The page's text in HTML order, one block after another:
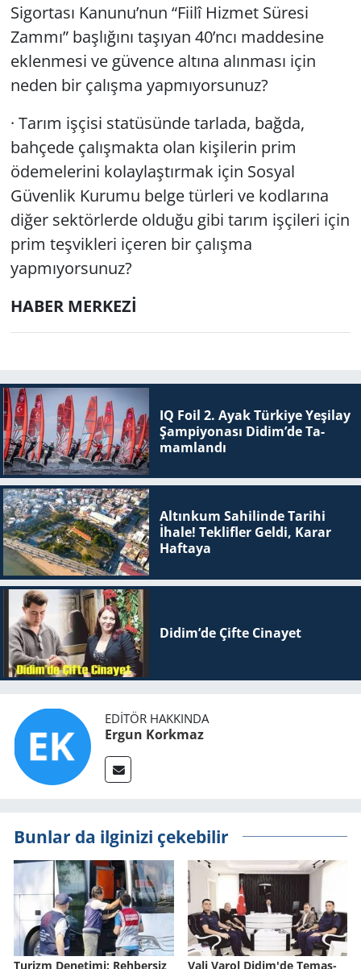
Sigortası Kanunu’nun “Fiilî Hizmet Süresi
Zammı” başlığını taşıyan 40’ncı maddesine
eklenmesi ve güvence altına alınması için
neden bir çalışma yapmıyorsunuz?
· Tarım işçisi statüsünde tarlada, bağda,
bahçede çalışmakta olan kişilerin prim
ödemelerini kolaylaştırmak için Sosyal
Güvenlik Kurumu belge türleri ve kodlarına
diğer sektörlerde olduğu gibi tarım işçileri için
prim teşvikleri içeren bir çalışma
yapmıyorsunuz?
HABER MERKEZİ
IQ Foil 2. Ayak Tür­ki­ye Ye­şi­lay
Şam­pi­yo­na­sı Didim’de Ta­
mam­lan­dı
Altınkum Sahilinde Tarihi
İhale! Teklifler Geldi, Karar
Haftaya
Didim’de Çifte Ci­na­yet
EDITÖR HAKKINDA
Ergun Korkmaz
Bunlar da ilginizi çekebilir
Tu­rizm De­ne­ti­mi: Reh­ber­siz Vali Varol Didim'de Te­mas­